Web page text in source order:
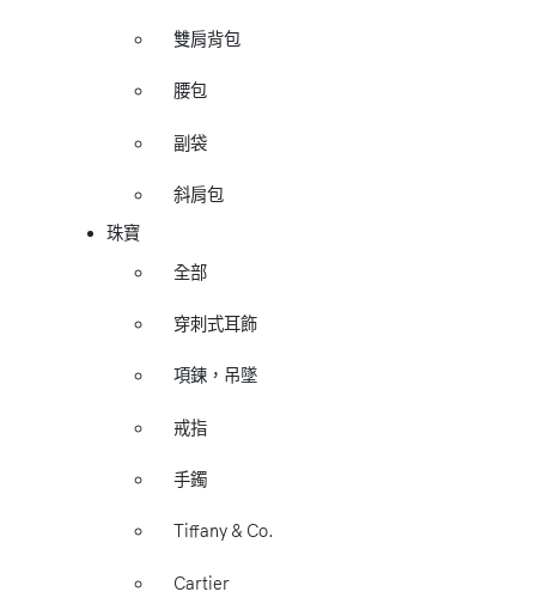
雙肩背包
腰包
副袋
斜肩包
珠寶
全部
穿刺式耳飾
項鍊，吊墜
戒指
手鐲
Tiffany & Co.
Cartier